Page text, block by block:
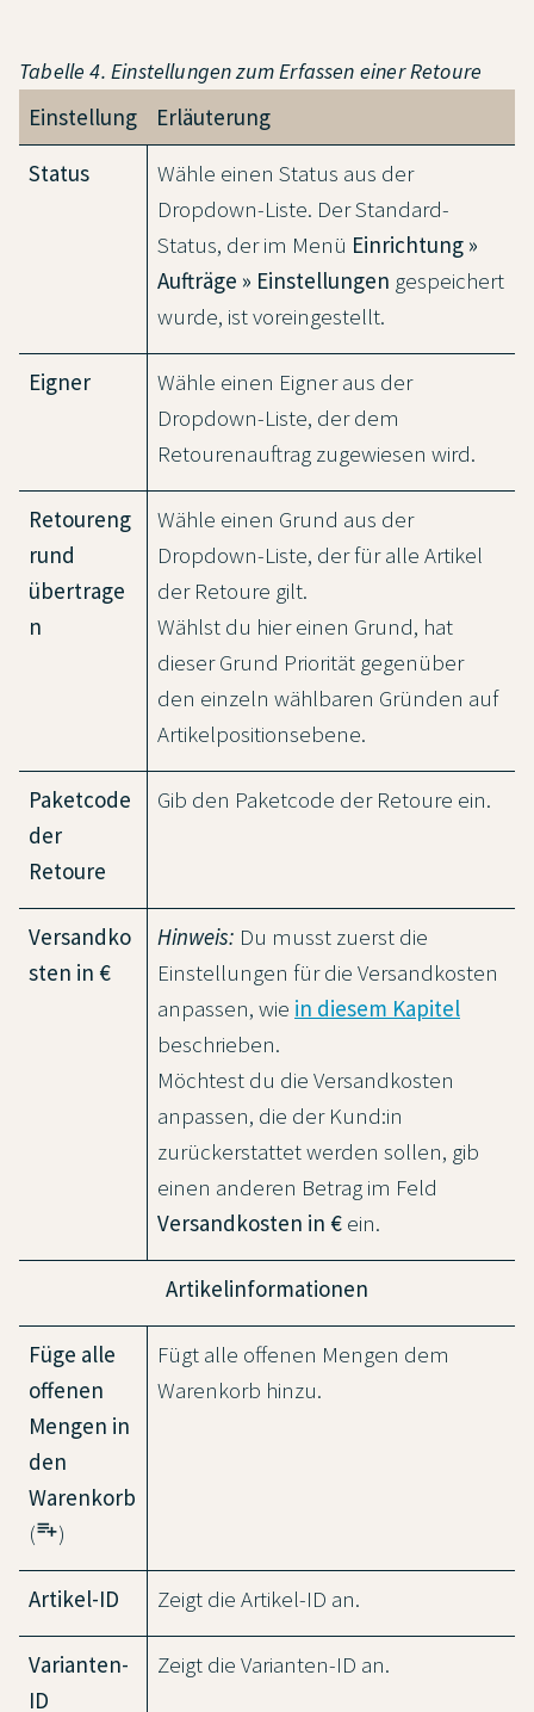
Tabelle 4. Einstellungen zum Erfassen einer Retoure
Einstellung
Erläuterung
Status
Wähle einen Status aus der
Dropdown-Liste. Der Standard-
Status, der im Menü Einrichtung »
Aufträge » Einstellungen gespeichert
wurde, ist voreingestellt.
Eigner
Wähle einen Eigner aus der
Dropdown-Liste, der dem
Retourenauftrag zugewiesen wird.
Retoureng
rund
übertrage
n
Wähle einen Grund aus der
Dropdown-Liste, der für alle Artikel
der Retoure gilt.
Wählst du hier einen Grund, hat
dieser Grund Priorität gegenüber
den einzeln wählbaren Gründen auf
Artikelpositionsebene.
Paketcode
der
Retoure
Gib den Paketcode der Retoure ein.
Versandko
sten in €
Hinweis: Du musst zuerst die
Einstellungen für die Versandkosten
anpassen, wie in diesem Kapitel
beschrieben.
Möchtest du die Versandkosten
anpassen, die der Kund:in
zurückerstattet werden sollen, gib
einen anderen Betrag im Feld
Versandkosten in € ein.
Artikelinformationen
Füge alle
offenen
Mengen in
den
Warenkorb
(playlist_add)
Fügt alle offenen Mengen dem
Warenkorb hinzu.
Artikel-ID Zeigt die Artikel-ID an.
Varianten-
ID
Zeigt die Varianten-ID an.